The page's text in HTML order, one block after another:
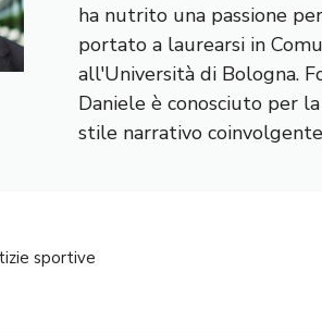
ha nutrito una passione
portato a laurearsi in
all'Università di Bologna.
Daniele è conosciuto per
stile narrativo
sportive